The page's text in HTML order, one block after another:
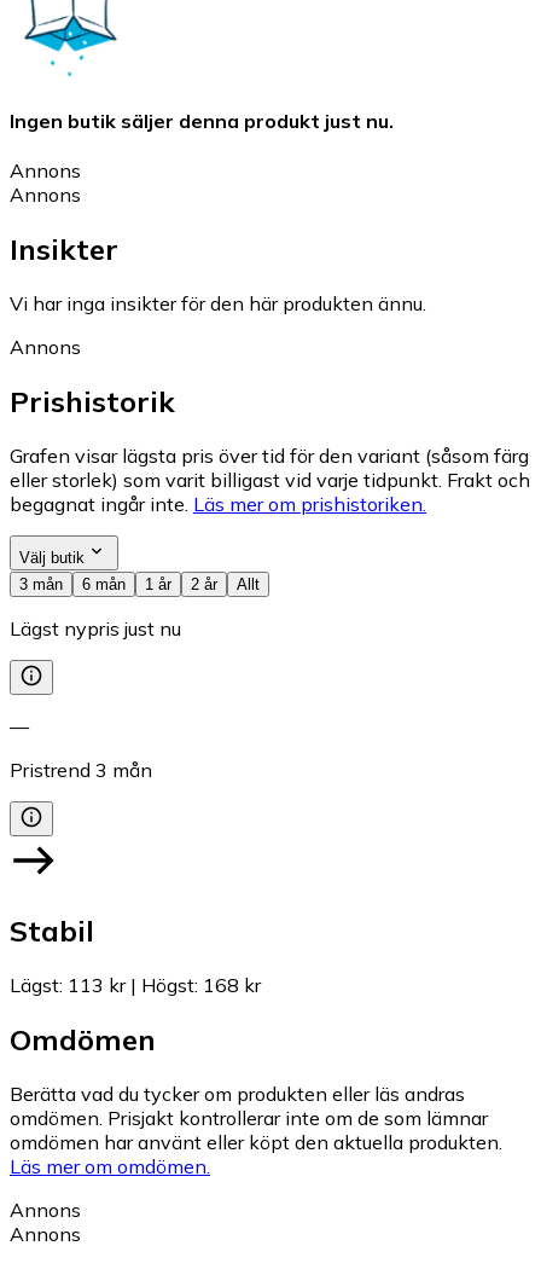
Ingen butik säljer denna produkt just nu.
Annons
Annons
Insikter
Vi har inga insikter för den här produkten ännu.
Annons
Prishistorik
Grafen visar lägsta pris över tid för den variant (såsom färg
eller storlek) som varit billigast vid varje tidpunkt. Frakt och
begagnat ingår inte. Läs mer om prishistoriken.
Välj butik
3 mån
6 mån 1 år 2 år Allt
Lägst nypris just nu
—
Pristrend 3 mån
Stabil
Lägst: 113 kr| Högst: 168 kr
Omdömen
Berätta vad du tycker om produkten eller läs andras
omdömen. Prisjakt kontrollerar inte om de som lämnar
omdömen har använt eller köpt den aktuella produkten.
Läs mer om omdömen.
Annons
Annons